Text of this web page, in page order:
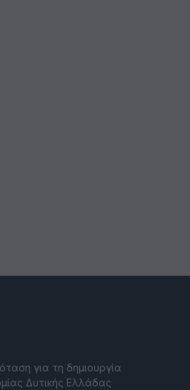
για τη δημιουργία
Δυτικής Ελλάδας